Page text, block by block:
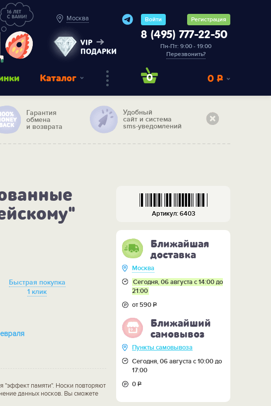
Москва
VIP
ПОДАРКИ
Войти Регистрация
8 (495) 777-22-50
Пн-Пт: 9:00 - 19:00
Перезвонить?
Каталог 0 0 Р
Гарантия
обмена
и возврата
Удобный
сайт и система
sms-уведомлений
Быстрая покупка
1 клик
"эффект памяти". Носки повторяют
данных носков. Вы сможете
Артикул: 6403
Ближайшая
доставка
Москва
Сегодня, 06 августа с 14:00 до
21:00
от 590Р
Ближайший
самовывоз
Пункты самовывоза
Сегодня, 06 августа с 10:00 до
17:00
0Р